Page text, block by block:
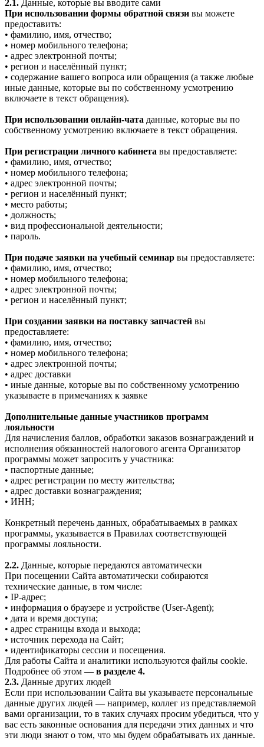
2.1. Данные, которые вы вводите сами
При использовании формы обратной связи вы можете
предоставить:
• фамилию, имя, отчество;
• номер мобильного телефона;
• адрес электронной почты;
• регион и населённый пункт;
• содержание вашего вопроса или обращения (а также любые
иные данные, которые вы по собственному усмотрению
включаете в текст обращения).
При использовании онлайн-чата данные, которые вы по
собственному усмотрению включаете в текст обращения.
При регистрации личного кабинета вы предоставляете:
• фамилию, имя, отчество;
• номер мобильного телефона;
• адрес электронной почты;
• регион и населённый пункт;
• место работы;
• должность;
• вид профессиональной деятельности;
• пароль.
При подаче заявки на учебный семинар вы предоставляете:
• фамилию, имя, отчество;
• номер мобильного телефона;
• адрес электронной почты;
• регион и населённый пункт;
При создании заявки на поставку запчастей вы
предоставляете:
• фамилию, имя, отчество;
• номер мобильного телефона;
• адрес электронной почты;
• адрес доставки
• иные данные, которые вы по собственному усмотрению
указываете в примечаниях к заявке
Дополнительные данные участников программ
лояльности
Для начисления баллов, обработки заказов вознаграждений и
исполнения обязанностей налогового агента Организатор
программы может запросить у участника:
• паспортные данные;
• адрес регистрации по месту жительства;
• адрес доставки вознаграждения;
• ИНН;
Конкретный перечень данных, обрабатываемых в рамках
программы, указывается в Правилах соответствующей
программы лояльности.
2.2. Данные, которые передаются автоматически
При посещении Сайта автоматически собираются
технические данные, в том числе:
• IP-адрес;
• информация о браузере и устройстве (User-Agent);
• дата и время доступа;
• адрес страницы входа и выхода;
• источник перехода на Сайт;
• идентификаторы сессии и посещения.
Для работы Сайта и аналитики используются файлы cookie.
Подробнее об этом — в разделе 4.
2.3. Данные других людей
Если при использовании Сайта вы указываете персональные
данные других людей — например, коллег из представляемой
вами организации, то в таких случаях просим убедиться, что у
вас есть законные основания для передачи этих данных и что
эти люди знают о том, что мы будем обрабатывать их данные.